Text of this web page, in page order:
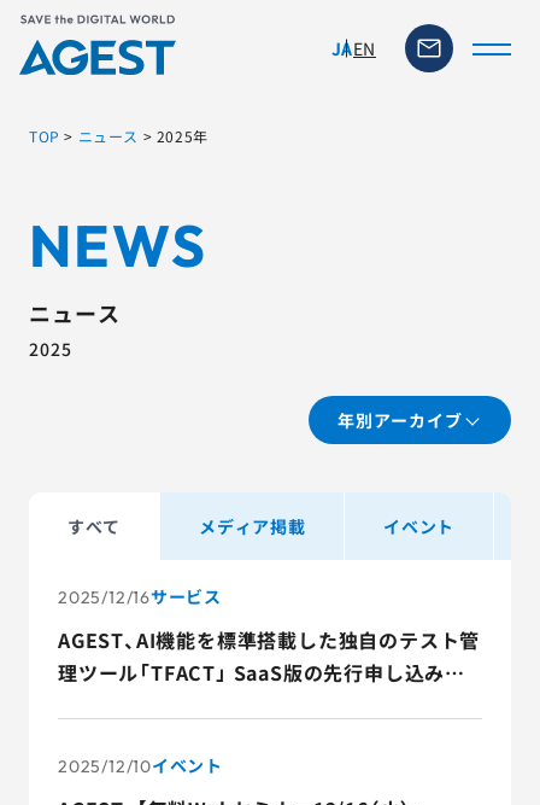
JAEN
脆弱性リスク管理ツール
AGESTの強み
セミナー・イベント
事例紹介
TOP > ニュース > 2025年
NEWS
ニュース
2025
年別アーカイブ
すべて メディア掲載 イベント
2025/12/16サービス
AGEST、AI機能を標準搭載した独自のテスト管
理ツール「TFACT」 SaaS版の先行申し込みを
2025/12/10イベント